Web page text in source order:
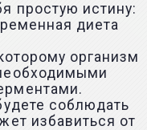
простую истину:
диета
организм
соблюдать
избавиться от